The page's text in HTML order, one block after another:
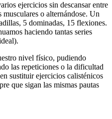
ejercicios sin descansar entre
o alternándose. Un
5 dominadas, 15 flexiones.
haciendo tantas series
nivel físico, pudiendo
las repeticiones o la dificultad
sustituir ejercicios calisténicos
que sigan las mismas pautas